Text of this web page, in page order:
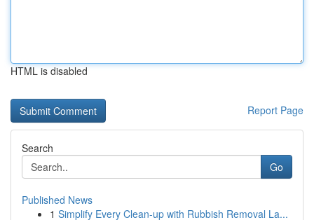
HTML is disabled
Report Page
Search
Go
Published News
1 Simplify Every Clean-up with Rubbish Removal La...